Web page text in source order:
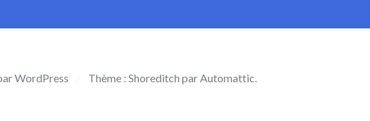
WordPress Thème : Shoreditch parAutomattic.